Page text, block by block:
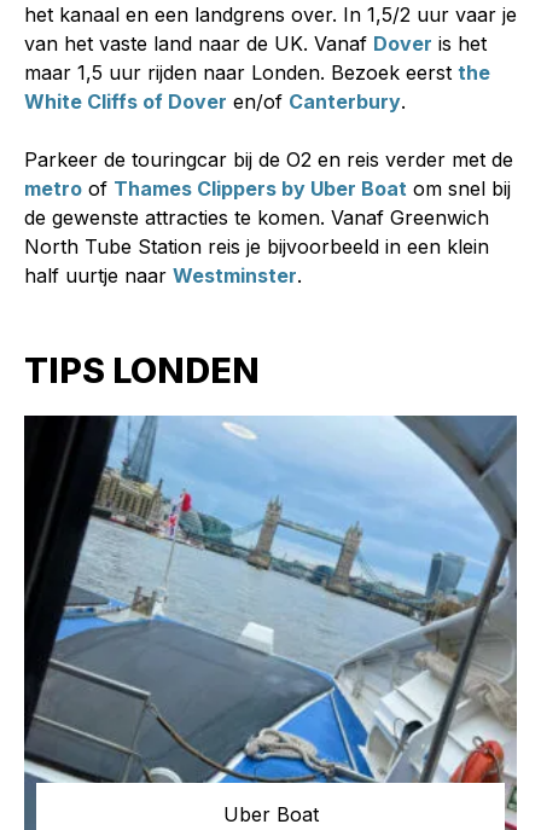
het kanaal en een landgrens over. In 1,5/2 uur vaar je
van het vaste land naar de UK. Vanaf Dover is het
maar 1,5 uur rijden naar Londen. Bezoek eerst the
White Cliffs of Dover en/of Canterbury.
Parkeer de touringcar bij de O2 en reis verder met de
metro of Thames Clippers by Uber Boat om snel bij
de gewenste attracties te komen. Vanaf Greenwich
North Tube Station reis je bijvoorbeeld in een klein
half uurtje naar Westminster.
TIPS LONDEN
Uber Boat